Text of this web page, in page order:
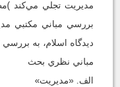
بررسي مباني مکتبي
ديدگاه اسلام، به
مباني نظري بحث
الف. «مديريت»